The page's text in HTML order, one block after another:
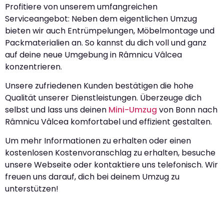
Profitiere von unserem umfangreichen
Serviceangebot: Neben dem eigentlichen Umzug
bieten wir auch Entrümpelungen, Möbelmontage und
Packmaterialien an. So kannst du dich voll und ganz
auf deine neue Umgebung in Râmnicu Vâlcea
konzentrieren.
Unsere zufriedenen Kunden bestätigen die hohe
Qualität unserer Dienstleistungen. Überzeuge dich
selbst und lass uns deinen Mini-Umzug von Bonn nach
Râmnicu Vâlcea komfortabel und effizient gestalten.
Um mehr Informationen zu erhalten oder einen
kostenlosen Kostenvoranschlag zu erhalten, besuche
unsere Webseite oder kontaktiere uns telefonisch. Wir
freuen uns darauf, dich bei deinem Umzug zu
unterstützen!